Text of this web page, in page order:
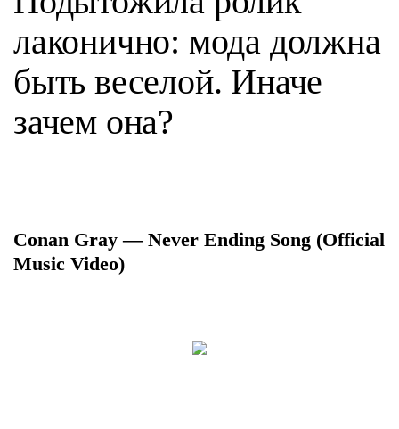
лаконично: мода должна
быть веселой. Иначе
зачем она?
Conan Gray — Never Ending Song (Official
Music Video)